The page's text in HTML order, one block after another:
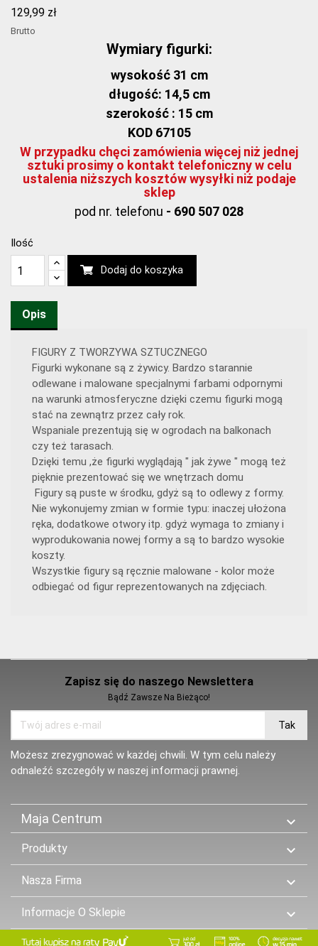
129,99 zł
Brutto
Wymiary figurki:
wysokość 31 cm
długość: 14,5 cm
szerokość : 15 cm
KOD 67105
W przypadku chęci zamówienia więcej niż jednej
sztuki prosimy o kontakt telefoniczny w celu
ustalenia niższych kosztów wysyłki niż podaje
sklep
pod nr. telefonu - 690 507 028
Ilość
Dodaj do koszyka
Opis
FIGURY Z TWORZYWA SZTUCZNEGO
Figurki wykonane są z żywicy. Bardzo starannie
odlewane i malowane specjalnymi farbami odpornymi
na warunki atmosferyczne dzięki czemu figurki mogą
stać na zewnątrz przez cały rok.
Wspaniale prezentują się w ogrodach na balkonach
czy też tarasach.
Dzięki temu ,że figurki wyglądają " jak żywe " mogą też
pięknie prezentować się we wnętrzach domu
Figury są puste w środku, gdyż są to odlewy z formy.
Nie wykonujemy zmian w formie typu: inaczej ułożona
ręka, dodatkowe otwory itp. gdyż wymaga to zmiany i
wyprodukowania nowej formy a są to bardzo wysokie
koszty.
Wszystkie figury są ręcznie malowane - kolor może
odbiegać od figur reprezentowanych na zdjęciach.
Zapisz się do naszego Newslettera
Bądź Zawsze Na Bieżąco!
Możesz zrezygnować w każdej chwili. W tym celu należy
odnaleźć szczegóły w naszej informacji prawnej.
Maja Centrum 
Produkty 
Nasza Firma 
Informacje O Sklepie 